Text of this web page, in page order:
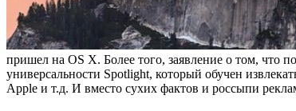
пришел на OS X. Более того, заявление о том, что
универсальности Spotlight, который обучен
Apple и т.д. И вместо сухих фактов и россыпи